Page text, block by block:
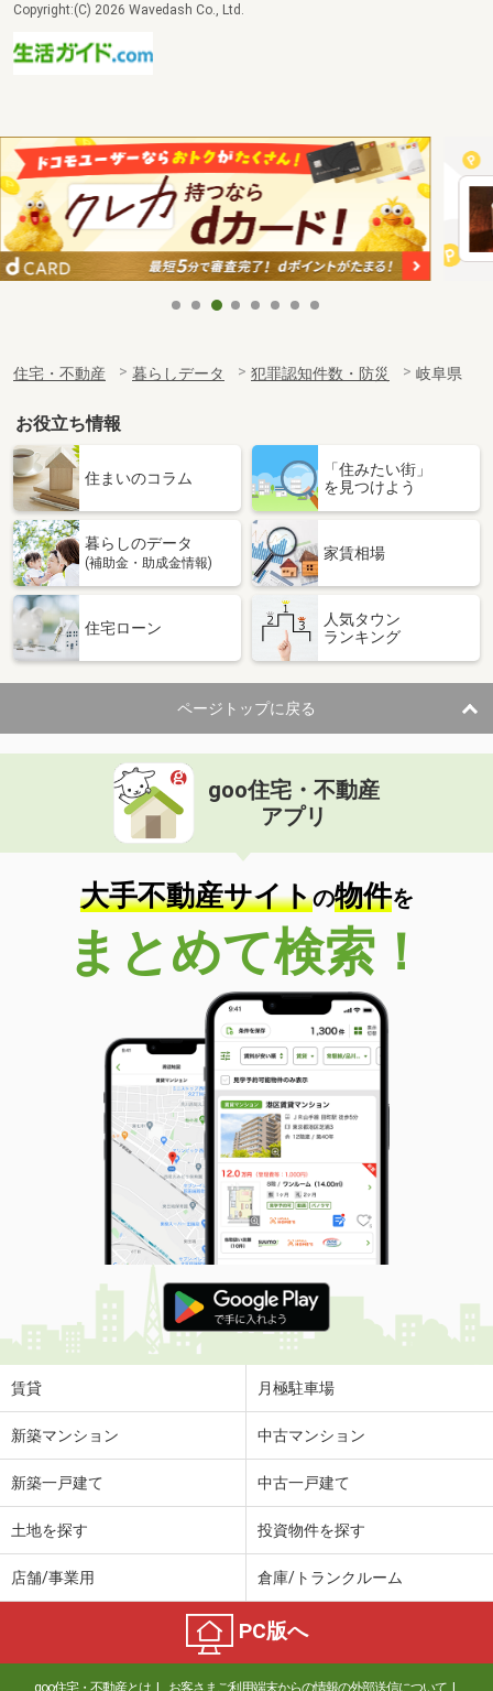
Copyright:(C) 2026 Wavedash Co., Ltd.
住宅・不動産 暮らしデータ 犯罪認知件数・防災 岐阜県
お役立ち情報
住まいのコラム
「住みたい街」
を見つけよう
暮らしのデータ
(補助金・助成金情報)
家賃相場
住宅ローン
人気タウン
ランキング
ページトップに戻る
goo住宅・不動産
アプリ
大手不動産サイトの物件を
まとめて検索！
賃貸 月極駐車場
新築マンション 中古マンション
新築一戸建て 中古一戸建て
土地を探す 投資物件を探す
店舗/事業用 倉庫/トランクルーム
PC版へ
goo住宅・不動産とは お客さまご利用端末からの情報の外部送信について